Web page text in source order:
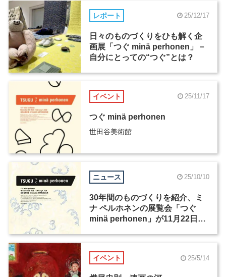
レポート 25/12/17
日々のものづくりをひも解く企
画展「つぐ minä perhonen」－
自分にとっての“つぐ”とは？
イベント 25/11/17
つぐ minä perhonen
世田谷美術館
ニュース 25/10/10
30年間のものづくりを紹介、ミ
ナ ペルホネンの展覧会「つぐ
minä perhonen」が11月22日か
イベント 25/5/14